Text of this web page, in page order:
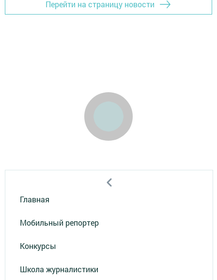
Перейти на страницу новости
Главная
Мобильный репортер
Конкурсы
Школа журналистики